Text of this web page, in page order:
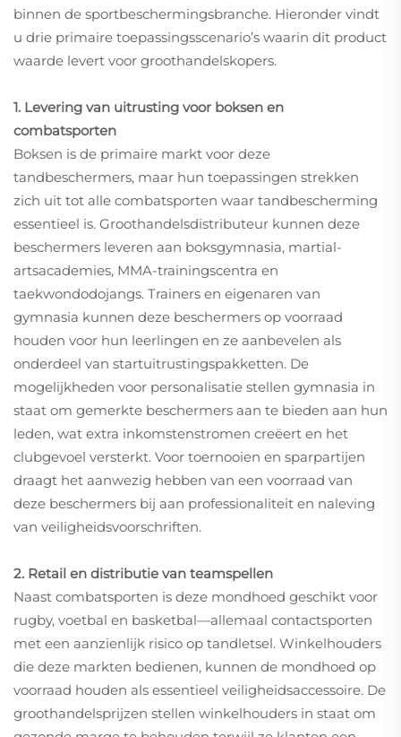
binnen de sportbeschermingsbranche. Hieronder vindt
u drie primaire toepassingsscenario’s waarin dit product
waarde levert voor groothandelskopers.
1. Levering van uitrusting voor boksen en
combatsporten
Boksen is de primaire markt voor deze
tandbeschermers, maar hun toepassingen strekken
zich uit tot alle combatsporten waar tandbescherming
essentieel is. Groothandelsdistributeur kunnen deze
beschermers leveren aan boksgymnasia, martial-
artsacademies, MMA-trainingscentra en
taekwondodojangs. Trainers en eigenaren van
gymnasia kunnen deze beschermers op voorraad
houden voor hun leerlingen en ze aanbevelen als
onderdeel van startuitrustingspakketten. De
mogelijkheden voor personalisatie stellen gymnasia in
staat om gemerkte beschermers aan te bieden aan hun
leden, wat extra inkomstenstromen creëert en het
clubgevoel versterkt. Voor toernooien en sparpartijen
draagt het aanwezig hebben van een voorraad van
deze beschermers bij aan professionaliteit en naleving
van veiligheidsvoorschriften.
2. Retail en distributie van teamspellen
Naast combatsporten is deze mondhoed geschikt voor
rugby, voetbal en basketbal—allemaal contactsporten
met een aanzienlijk risico op tandletsel. Winkelhouders
die deze markten bedienen, kunnen de mondhoed op
voorraad houden als essentieel veiligheidsaccessoire. De
groothandelsprijzen stellen winkelhouders in staat om